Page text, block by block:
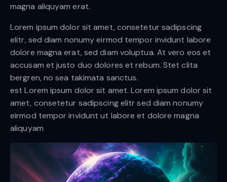
magna aliquyam erat.
Lorem ipsum dolor sit amet, consetetur sadipscing
elitr, sed diam nonumy eirmod tempor invidunt labore
dolore magna erat, sed diam voluptua. At vero eos et
accusam et justo duo dolores et rebum. Stet clita
bergren, no sea takimata sanctus.
est Lorem ipsum dolor sit amet. Lorem ipsum dolor sit
amet, consetetur sadipscing elitr sed diam nonumy
eirmod tempor invidunt ut labore et dolore magna
aliquyam